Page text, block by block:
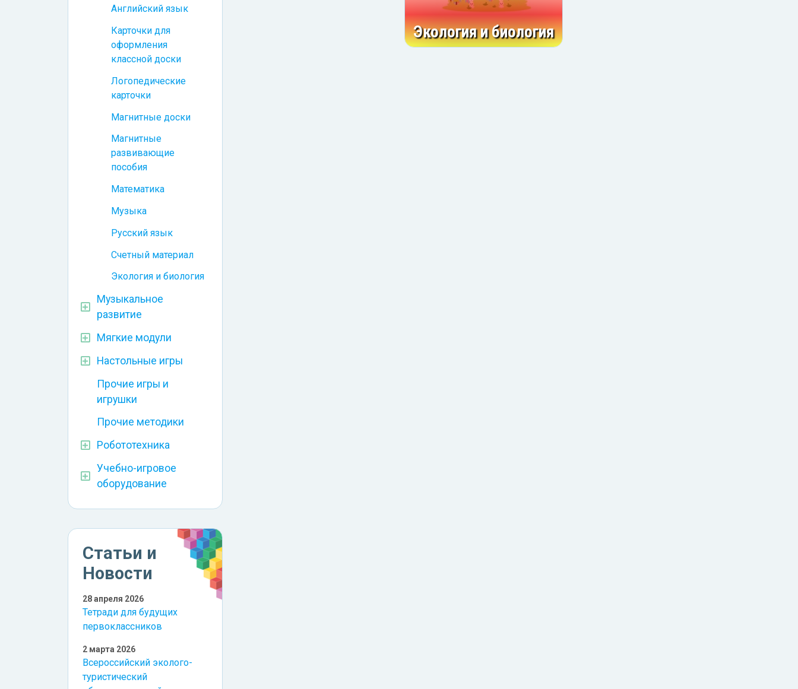
Английский язык
Карточки для
оформления
классной доски
Логопедические
карточки
Магнитные доски
Магнитные
развивающие
пособия
Математика
Музыка
Русский язык
Счетный материал
Экология и биология
Музыкальное
развитие
Мягкие модули
Настольные игры
Прочие игры и
игрушки
Прочие методики
Робототехника
Учебно-игровое
оборудование
Статьи и
Новости
28 апреля 2026
Тетради для будущих
первоклассников
2 марта 2026
Всероссийский эколого-
туристический
Экология и биология